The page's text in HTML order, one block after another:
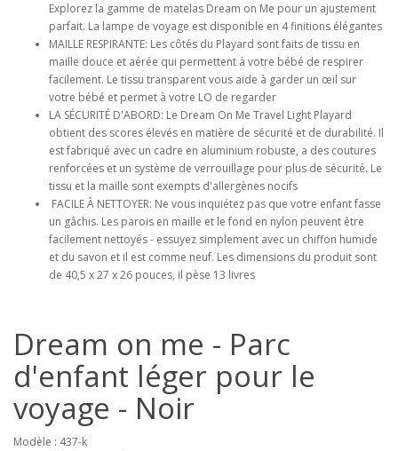
Explorez la gamme de matelas Dream on Me pour un ajustement
parfait. La lampe de voyage est disponible en 4 finitions élégantes
MAILLE RESPIRANTE: Les côtés du Playard sont faits de tissu en
maille douce et aérée qui permettent à votre bébé de respirer
facilement. Le tissu transparent vous aide à garder un œil sur
votre bébé et permet à votre LO de regarder
LA SÉCURITÉ D'ABORD: Le Dream On Me Travel Light Playard
obtient des scores élevés en matière de sécurité et de durabilité. Il
est fabriqué avec un cadre en aluminium robuste, a des coutures
renforcées et un système de verrouillage pour plus de sécurité. Le
tissu et la maille sont exempts d'allergènes nocifs
FACILE À NETTOYER: Ne vous inquiétez pas que votre enfant fasse
un gâchis. Les parois en maille et le fond en nylon peuvent être
facilement nettoyés - essuyez simplement avec un chiffon humide
et du savon et il est comme neuf. Les dimensions du produit sont
de 40,5 x 27 x 26 pouces, il pèse 13 livres
Dream on me - Parc
d'enfant léger pour le
voyage - Noir
Modèle : 437-k